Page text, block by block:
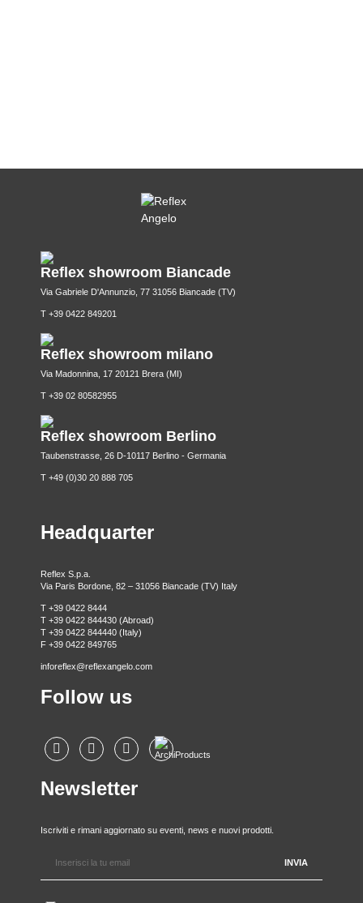
Reflex showroom Biancade
Via Gabriele D'Annunzio, 77 31056 Biancade (TV)
T +39 0422 849201
Reflex showroom milano
Via Madonnina, 17 20121 Brera (MI)
T +39 02 80582955
Reflex showroom Berlino
Taubenstrasse, 26 D-10117 Berlino - Germania
T +49 (0)30 20 888 705
Headquarter
Reflex S.p.a.
Via Paris Bordone, 82 – 31056 Biancade (TV) Italy
T +39 0422 8444
T +39 0422 844430 (Abroad)
T +39 0422 844440 (Italy)
F +39 0422 849765
inforeflex@reflexangelo.com
Follow us
Newsletter
Iscriviti e rimani aggiornato su eventi, news e nuovi prodotti.